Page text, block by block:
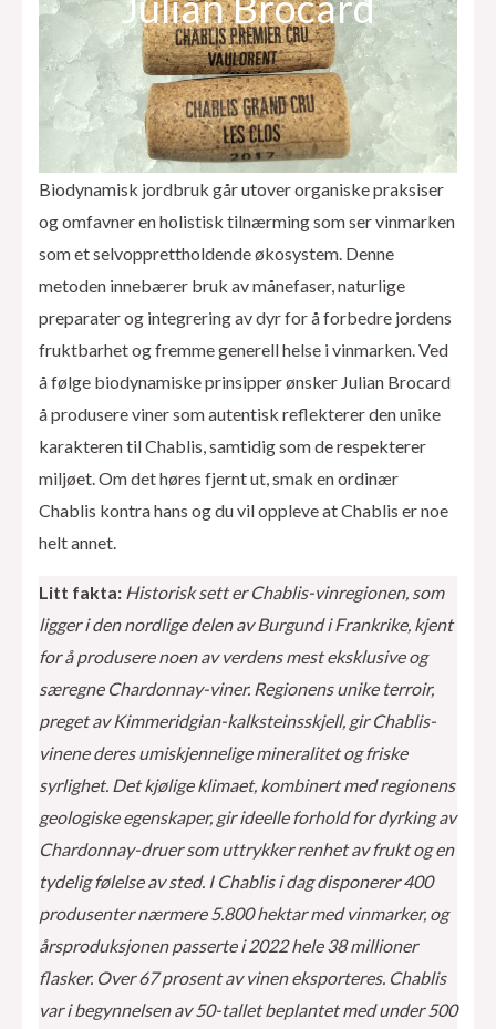
Biodynamisk jordbruk går utover organiske praksiser
og omfavner en holistisk tilnærming som ser vinmarken
som et selvopprettholdende økosystem. Denne
metoden innebærer bruk av månefaser, naturlige
preparater og integrering av dyr for å forbedre jordens
fruktbarhet og fremme generell helse i vinmarken. Ved
å følge biodynamiske prinsipper ønsker Julian Brocard
å produsere viner som autentisk reflekterer den unike
karakteren til Chablis, samtidig som de respekterer
miljøet. Om det høres fjernt ut, smak en ordinær
Chablis kontra hans og du vil oppleve at Chablis er noe
helt annet.
Litt fakta: Historisk sett er Chablis-vinregionen, som
ligger i den nordlige delen av Burgund i Frankrike, kjent
for å produsere noen av verdens mest eksklusive og
særegne Chardonnay-viner. Regionens unike terroir,
preget av Kimmeridgian-kalksteinsskjell, gir Chablis-
vinene deres umiskjennelige mineralitet og friske
syrlighet. Det kjølige klimaet, kombinert med regionens
geologiske egenskaper, gir ideelle forhold for dyrking av
Chardonnay-druer som uttrykker renhet av frukt og en
tydelig følelse av sted. I Chablis i dag disponerer 400
produsenter nærmere 5.800 hektar med vinmarker, og
årsproduksjonen passerte i 2022 hele 38 millioner
flasker. Over 67 prosent av vinen eksporteres. Chablis
var i begynnelsen av 50-tallet beplantet med under 500